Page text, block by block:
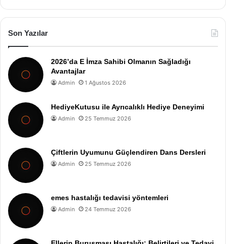
Son Yazılar
2026’da E İmza Sahibi Olmanın Sağladığı
Avantajlar
Admin 1 Ağustos 2026
HediyeKutusu ile Ayrıcalıklı Hediye Deneyimi
Admin 25 Temmuz 2026
Çiftlerin Uyumunu Güçlendiren Dans Dersleri
Admin 25 Temmuz 2026
emes hastalığı tedavisi yöntemleri
Admin 24 Temmuz 2026